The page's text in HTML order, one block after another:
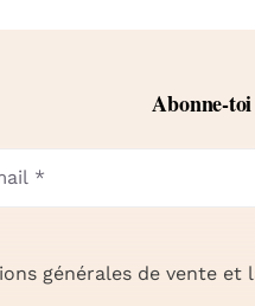
Abonne-
générales de vente